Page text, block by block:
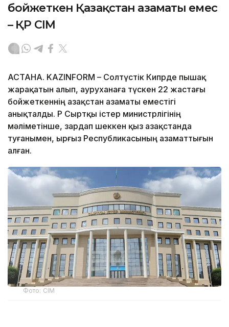
бойжеткен Қазақстан азаматы емес
– ҚР СІМ
АСТАНА. KAZINFORM – Солтүстік Кипрде пышақ
жарақатын алып, ауруханаға түскен 22 жастағы
бойжеткеннің Қазақстан азаматы еместігі
анықталды. ҚР Сыртқы істер министрлігінің
мәліметінше, зардап шеккен қыз Қазақстанда
туғанымен, Қырғыз Республикасының азаматтығын
алған.
Фото: СІМ